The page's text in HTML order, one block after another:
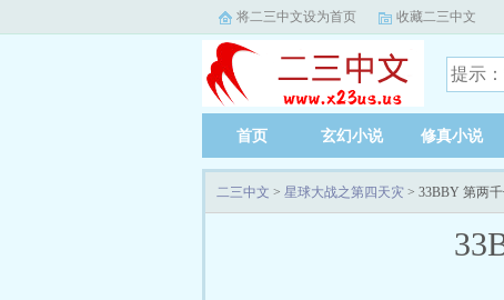
将二三中文设为首页 收藏二三中文
首页 玄幻小说 修真小说
二三中文 > 星球大战之第四天灾 > 33BBY 第两